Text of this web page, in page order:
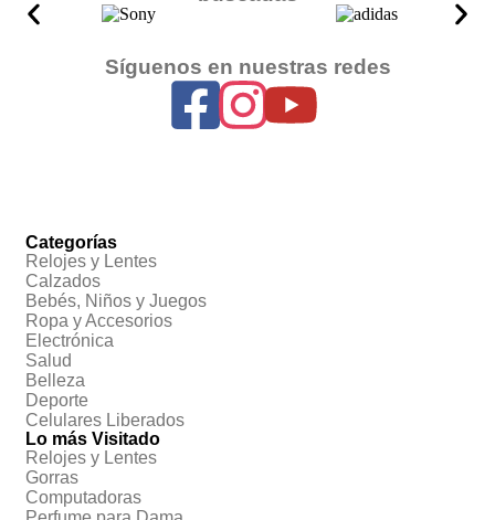
Síguenos en nuestras redes
Categorías
Relojes y Lentes
Calzados
Bebés, Niños y Juegos
Ropa y Accesorios
Electrónica
Salud
Belleza
Deporte
Celulares Liberados
Lo más Visitado
Relojes y Lentes
Gorras
Computadoras